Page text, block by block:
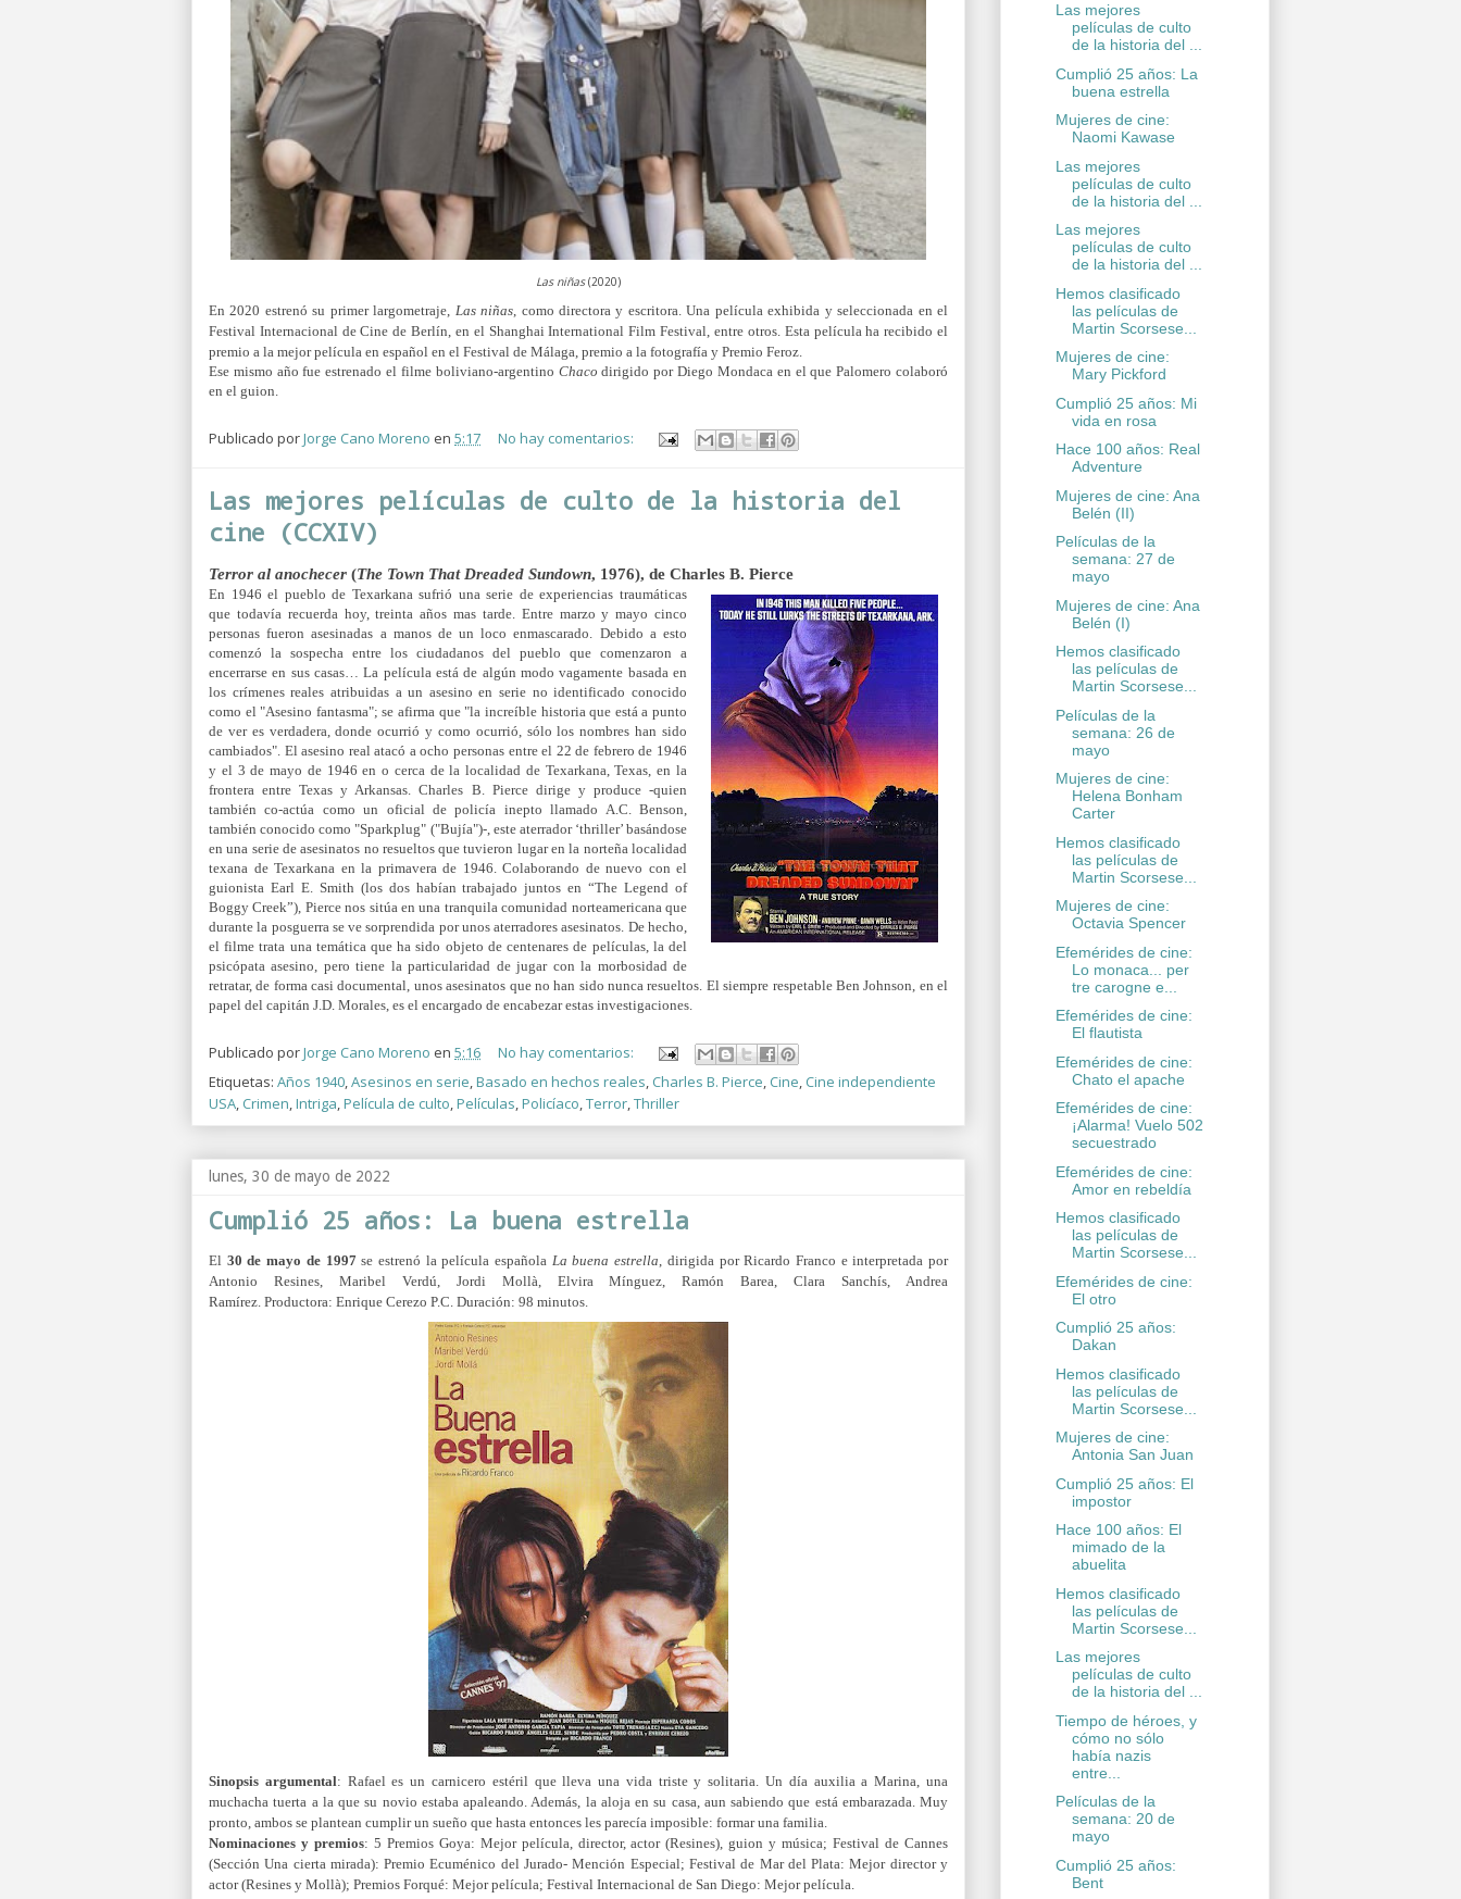
Las niñas(2020)
En 2020 estrenó su primer largometraje, Las niñas, como directora y escritora. Una película exhibida y seleccionada en el
Festival Internacional de Cine de Berlín, en el Shanghai International Film Festival, entre otros. Esta película ha recibido el
premio a la mejor película en español en el Festival de Málaga, premio a la fotografía y Premio Feroz.
Ese mismo año fue estrenado el filme boliviano-argentino Chaco dirigido por Diego Mondaca en el que Palomero colaboró
en el guion.
Publicado porJorge Cano Moreno en 5:17 No hay comentarios:
Las mejores películas de culto de la historia del
cine (CCXIV)
Terror al anochecer (The Town That Dreaded Sundown, 1976), de Charles B. Pierce
En 1946 el pueblo de Texarkana sufrió una serie de experiencias traumáticas
que todavía recuerda hoy, treinta años mas tarde. Entre marzo y mayo cinco
personas fueron asesinadas a manos de un loco enmascarado. Debido a esto
comenzó la sospecha entre los ciudadanos del pueblo que comenzaron a
encerrarse en sus casas… La película está de algún modo vagamente basada en
los crímenes reales atribuidas a un asesino en serie no identificado conocido
como el "Asesino fantasma"; se afirma que "la increíble historia que está a punto
de ver es verdadera, donde ocurrió y como ocurrió, sólo los nombres han sido
cambiados". El asesino real atacó a ocho personas entre el 22 de febrero de 1946
y el 3 de mayo de 1946 en o cerca de la localidad de Texarkana, Texas, en la
frontera entre Texas y Arkansas. Charles B. Pierce dirige y produce -quien
también co-actúa como un oficial de policía inepto llamado A.C. Benson,
también conocido como "Sparkplug" ("Bujía")-, este aterrador ‘thriller’ basándose
en una serie de asesinatos no resueltos que tuvieron lugar en la norteña localidad
texana de Texarkana en la primavera de 1946. Colaborando de nuevo con el
guionista Earl E. Smith (los dos habían trabajado juntos en “The Legend of
Boggy Creek”), Pierce nos sitúa en una tranquila comunidad norteamericana que
durante la posguerra se ve sorprendida por unos aterradores asesinatos. De hecho,
el filme trata una temática que ha sido objeto de centenares de películas, la del
psicópata asesino, pero tiene la particularidad de jugar con la morbosidad de
retratar, de forma casi documental, unos asesinatos que no han sido nunca resueltos. El siempre respetable Ben Johnson, en el
papel del capitán J.D. Morales, es el encargado de encabezar estas investigaciones.
Publicado porJorge Cano Moreno en 5:16
No hay comentarios:
Etiquetas: Años 1940,Asesinos en serie,Basado en hechos reales, Charles B. Pierce, Cine, Cine independiente
USA, Crimen,Intriga,Película de culto,Películas,Policíaco,Terror,Thriller
lunes, 30 de mayo de 2022
Cumplió 25 años: La buena estrella
El 30 de mayo de 1997se estrenó la película española La buena estrella, dirigida por Ricardo Franco e interpretada por
Antonio Resines, Maribel Verdú, Jordi Mollà, Elvira Mínguez, Ramón Barea, Clara Sanchís, Andrea
Ramírez. Productora: Enrique Cerezo P.C. Duración: 98 minutos.
Sinopsis argumental: Rafael es un carnicero estéril que lleva una vida triste y solitaria. Un día auxilia a Marina, una
muchacha tuerta a la que su novio estaba apaleando. Además, la aloja en su casa, aun sabiendo que está embarazada. Muy
pronto, ambos se plantean cumplir un sueño que hasta entonces les parecía imposible: formar una familia.
Nominaciones y premios: 5 Premios Goya: Mejor película, director, actor (Resines), guion y música;Festival de Cannes
(Sección Una cierta mirada): Premio Ecuménico del Jurado- Mención Especial; Festival de Mar del Plata: Mejor director y
actor (Resines y Mollà); Premios Forqué: Mejor película; Festival Internacional de San Diego: Mejor película.
Las mejores
películas de culto
de la historia del ...
Cumplió 25 años: La
buena estrella
Mujeres de cine:
Naomi Kawase
Las mejores
películas de culto
de la historia del ...
Las mejores
películas de culto
de la historia del ...
Hemos clasificado
las películas de
Martin Scorsese...
Mujeres de cine:
Mary Pickford
Cumplió 25 años: Mi
vida en rosa
Hace 100 años: Real
Adventure
Mujeres de cine: Ana
Belén (II)
Películas de la
semana: 27 de
mayo
Mujeres de cine: Ana
Belén (I)
Hemos clasificado
las películas de
Martin Scorsese...
Películas de la
semana: 26 de
mayo
Mujeres de cine:
Helena Bonham
Carter
Hemos clasificado
las películas de
Martin Scorsese...
Mujeres de cine:
Octavia Spencer
Efemérides de cine:
Lo monaca... per
tre carogne e...
Efemérides de cine:
El flautista
Efemérides de cine:
Chato el apache
Efemérides de cine:
¡Alarma! Vuelo 502
secuestrado
Efemérides de cine:
Amor en rebeldía
Hemos clasificado
las películas de
Martin Scorsese...
Efemérides de cine:
El otro
Cumplió 25 años:
Dakan
Hemos clasificado
las películas de
Martin Scorsese...
Mujeres de cine:
Antonia San Juan
Cumplió 25 años: El
impostor
Hace 100 años: El
mimado de la
abuelita
Hemos clasificado
las películas de
Martin Scorsese...
Las mejores
películas de culto
de la historia del ...
Tiempo de héroes, y
cómo no sólo
había nazis
entre...
Películas de la
semana: 20 de
mayo
Cumplió 25 años:
Bent